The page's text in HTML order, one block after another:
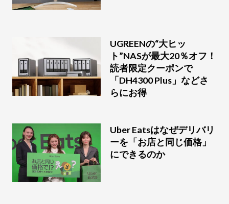
UGREENの“大ヒッ
ト”NASが最大20％オフ！
読者限定クーポンで
「DH4300 Plus」などさ
らにお得
Uber Eatsはなぜデリバリ
ーを「お店と同じ価格」
にできるのか